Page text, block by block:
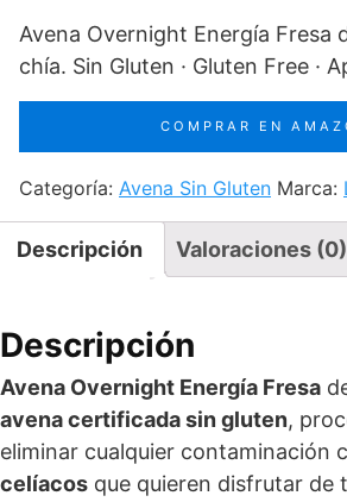
Avena Overnight Energía Fresa
chía. Sin Gluten · Gluten Free ·
COMPRAR EN
Categoría: Avena Sin Gluten Marca:
Descripción Valoraciones (0)
Descripción
Avena Overnight Energía Fresa
avena certificada sin gluten,
eliminar cualquier contaminación
celíacos que quieren disfrutar de